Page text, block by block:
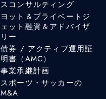
スコンサルティング
ヨット＆プライベートジ
ェット融資＆アドバイザ
リー
債券 / アクティブ運用証
明書（AMC）
事業承継計画
スポーツ・サッカーの
M&A